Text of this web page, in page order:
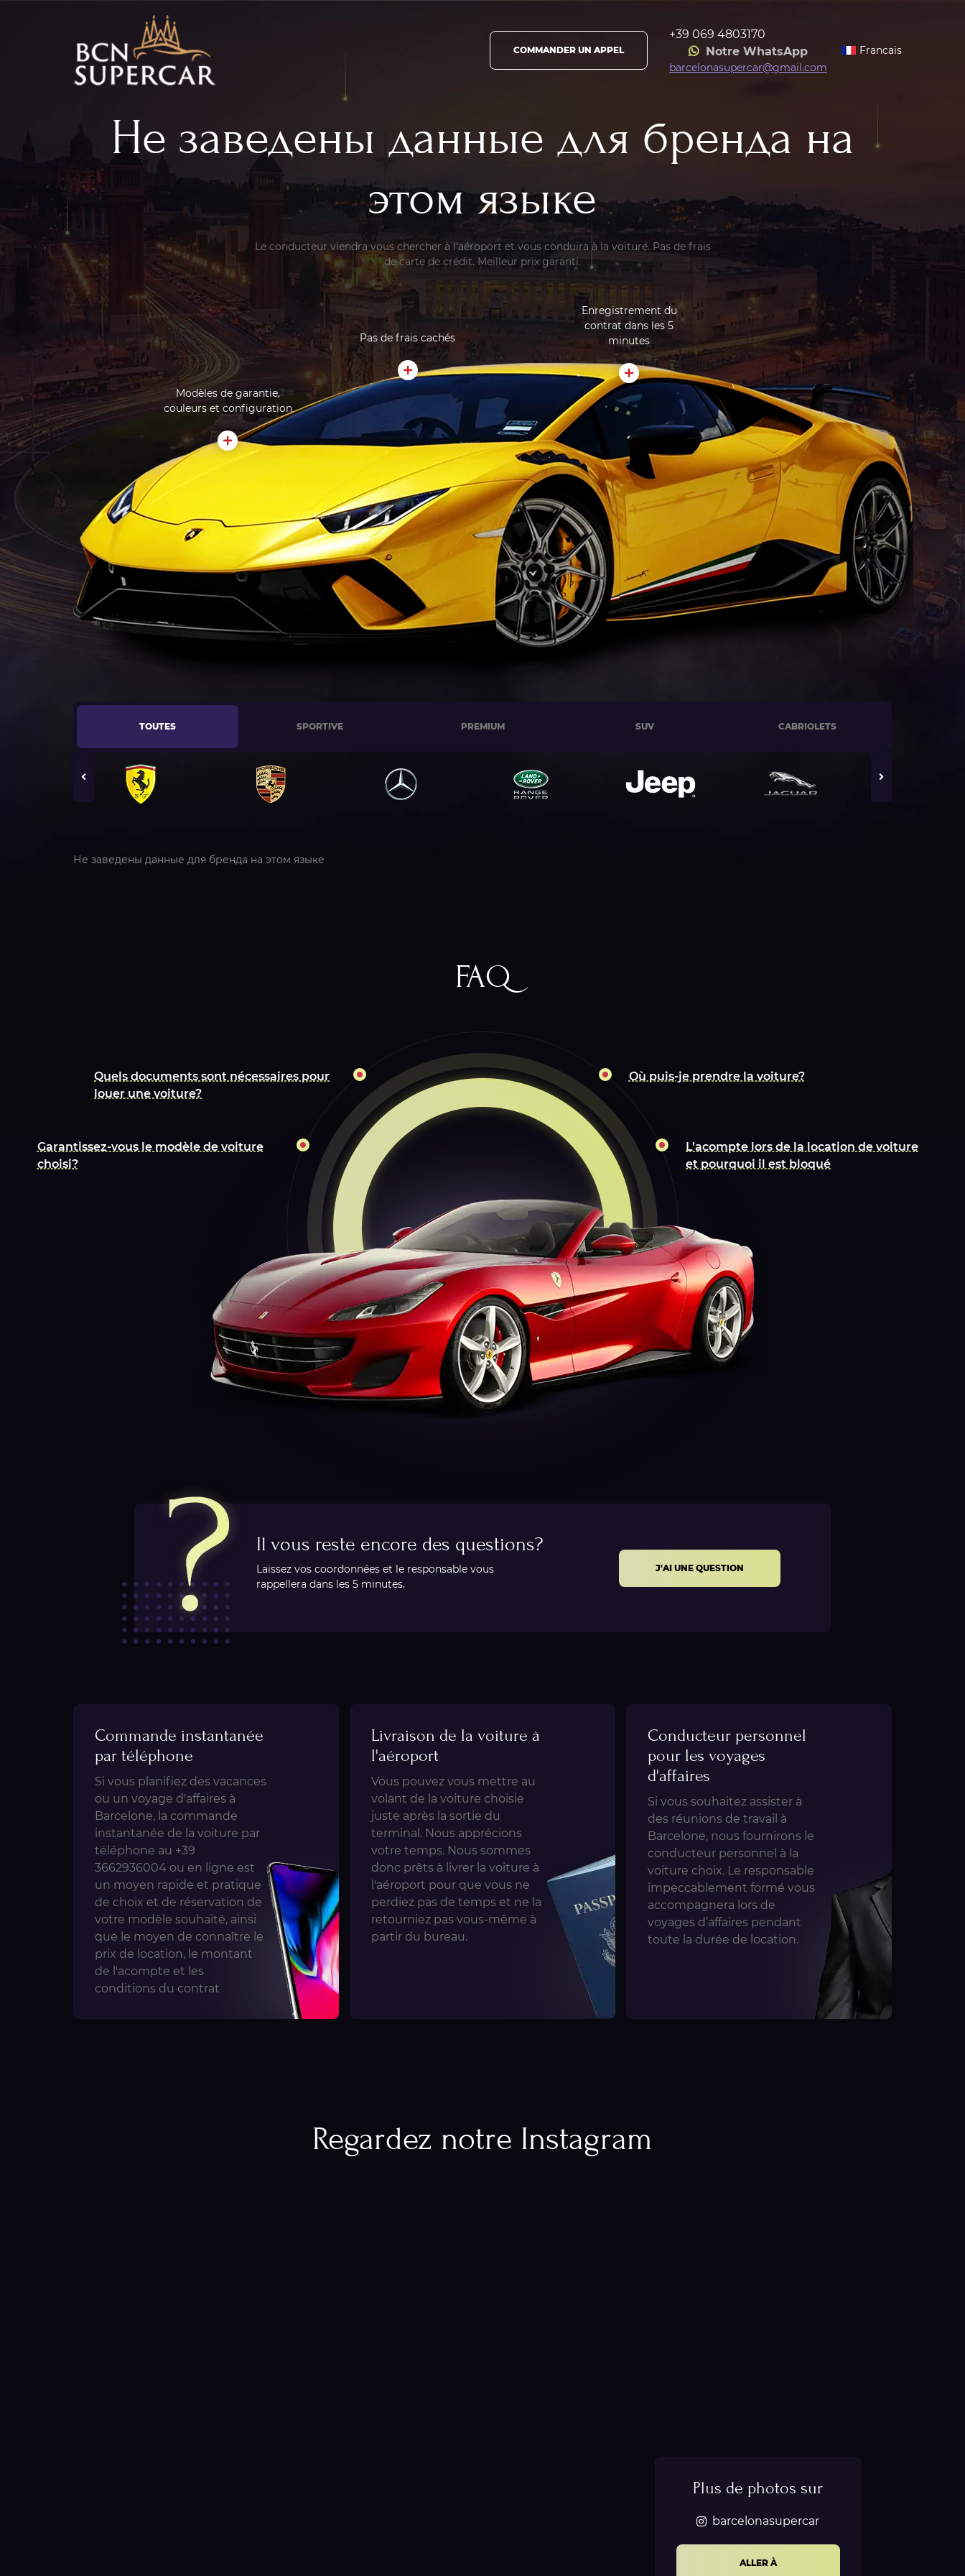
COMMANDER UN APPEL
+39 069 4803170
Notre WhatsApp
barcelonasupercar@gmail.com
Francais
Не заведены данные для бренда на
этом языке
Le conducteur viendra vous chercher à l'aéroport et vous conduira à la voiture. Pas de frais
de carte de crédit. Meilleur prix garanti.
Modèles de garantie,
couleurs et configuration
Pas de frais cachés
Enregistrement du
contrat dans les 5
minutes
TOUTES SPORTIVE PREMIUM SUV CABRIOLETS
Не заведены данные для бренда на этом языке
FAQ
Quels documents sont nécessaires pour
louer une voiture?
Garantissez-vous le modèle de voiture
choisi?
Où puis-je prendre la voiture?
L’acompte lors de la location de voiture
et pourquoi il est bloqué
Il vous reste encore des questions?
Laissez vos coordonnées et le responsable vous
rappellera dans les 5 minutes.
J'AI UNE QUESTION
Commande instantanée
par téléphone
Si vous planifiez des vacances
ou un voyage d'affaires à
Barcelone, la commande
instantanée de la voiture par
téléphone au +39
3662936004 ou en ligne est
un moyen rapide et pratique
de choix et de réservation de
votre modèle souhaité, ainsi
que le moyen de connaître le
prix de location, le montant
de l'acompte et les
conditions du contrat
Livraison de la voiture à
l'aéroport
Vous pouvez vous mettre au
volant de la voiture choisie
juste après la sortie du
terminal. Nous apprécions
votre temps. Nous sommes
donc prêts à livrer la voiture à
l'aéroport pour que vous ne
perdiez pas de temps et ne la
retourniez pas vous-même à
partir du bureau.
Conducteur personnel
pour les voyages
d'affaires
Si vous souhaitez assister à
des réunions de travail à
Barcelone, nous fournirons le
conducteur personnel à la
voiture choix. Le responsable
impeccablement formé vous
accompagnera lors de
voyages d’affaires pendant
toute la durée de location.
Regardez notre Instagram
Plus de photos sur
barcelonasupercar
ALLER À